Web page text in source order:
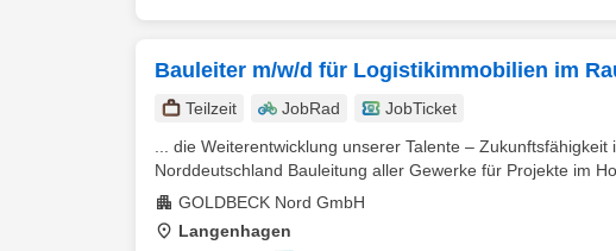
Bauleiter m/w/d für Logistikimmobilien im
Teilzeit JobRad
JobTicket
... die Weiterentwicklung unserer Talente –
Norddeutschland Bauleitung aller Gewerke für Projekte im
GOLDBECK Nord GmbH
Langenhagen